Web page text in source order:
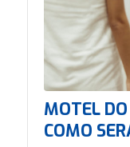
MOTEL
COMO